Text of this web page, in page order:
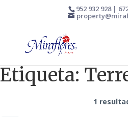
952 932 928 |
Etiqueta:
1